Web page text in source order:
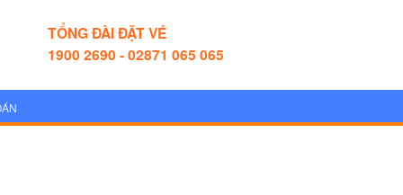
TỔNG ĐÀI ĐẶT VÉ
1900 2690 - 02871 065 065